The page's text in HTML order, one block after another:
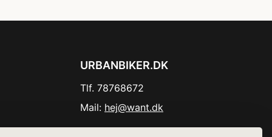
URBANBIKER.DK
Tlf. 78768672
Mail: hej@want.dk